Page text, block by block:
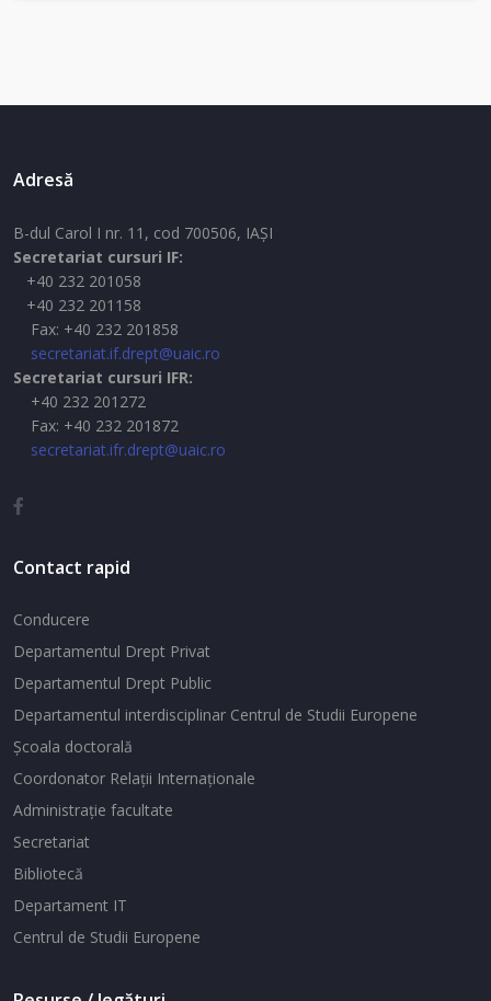
Adresă
B-dul Carol I nr. 11, cod 700506, IAŞI
Secretariat cursuri IF:
+40 232 201058
+40 232 201158
Fax: +40 232 201858
secretariat.if.drept@uaic.ro
Secretariat cursuri IFR:
+40 232 201272
Fax: +40 232 201872
secretariat.ifr.drept@uaic.ro
Contact rapid
Conducere
Departamentul Drept Privat
Departamentul Drept Public
Departamentul interdisciplinar Centrul de Studii Europene
Şcoala doctorală
Coordonator Relaţii Internaţionale
Administraţie facultate
Secretariat
Bibliotecă
Departament IT
Centrul de Studii Europene